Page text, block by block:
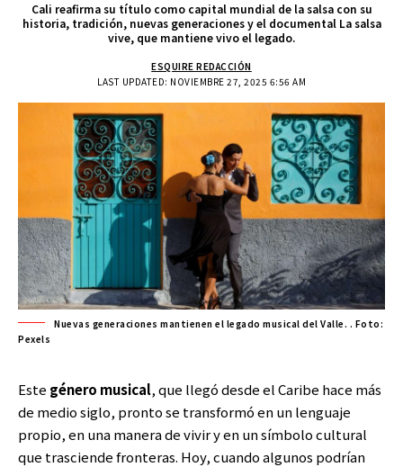
Cali reafirma su título como capital mundial de la salsa con su
historia, tradición, nuevas generaciones y el documental La salsa
vive, que mantiene vivo el legado.
LAST UPDATED: NOVIEMBRE 27, 2025 6:56 AM
ESQUIRE REDACCIÓN
Nuevas generaciones mantienen el legado musical del Valle. . Foto:
Pexels
Este género musical, que llegó desde el Caribe hace más
de medio siglo, pronto se transformó en un lenguaje
propio, en una manera de vivir y en un símbolo cultural
que trasciende fronteras. Hoy, cuando algunos podrían